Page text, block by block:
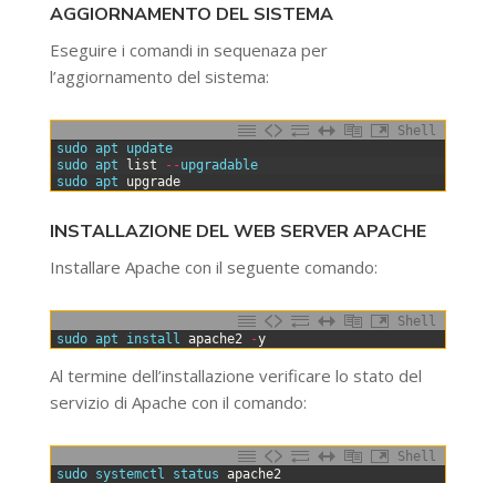
AGGIORNAMENTO DEL SISTEMA
Eseguire i comandi in sequenaza per
l’aggiornamento del sistema:
Shell
sudo apt update
sudo apt list --upgradable
sudo apt upgrade
INSTALLAZIONE DEL WEB SERVER APACHE
Installare Apache con il seguente comando:
Shell
sudo apt install apache2 -y
Al termine dell’installazione verificare lo stato del
servizio di Apache con il comando:
Shell
sudo systemctl status apache2